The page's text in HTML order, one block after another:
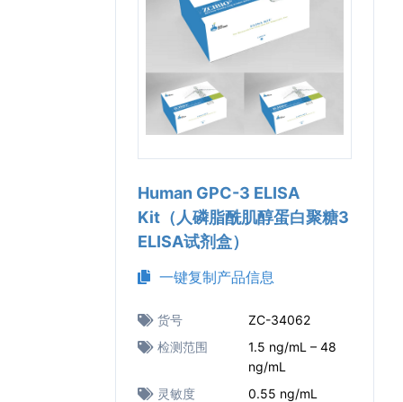
Human GPC-3 ELISA
Kit（人磷脂酰肌醇蛋白聚糖3
ELISA试剂盒）
一键复制产品信息
货号
ZC-34062
检测范围
1.5 ng/mL – 48
ng/mL
灵敏度
0.55 ng/mL